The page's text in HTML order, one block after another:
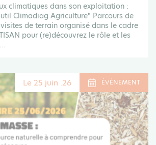
climatiques dans son exploitation :
Climadiag Agriculture" Parcours de
de terrain organisé dans le cadre
pour (re)découvrez le rôle et les
Le 25 juin .26 ÉVÉNEMENT